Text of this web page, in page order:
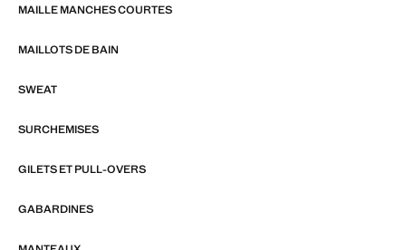
MAILLE MANCHES COURTES
MAILLOTS DE BAIN
SWEAT
SURCHEMISES
GILETS ET PULL-OVERS
GABARDINES